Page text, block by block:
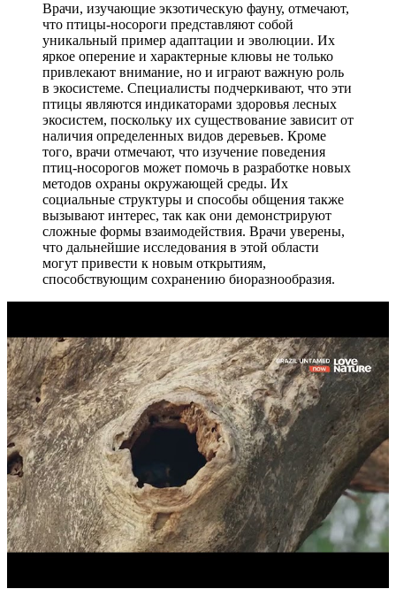
Врачи, изучающие экзотическую фауну, отмечают,
что птицы-носороги представляют собой
уникальный пример адаптации и эволюции. Их
яркое оперение и характерные клювы не только
привлекают внимание, но и играют важную роль
в экосистеме. Специалисты подчеркивают, что эти
птицы являются индикаторами здоровья лесных
экосистем, поскольку их существование зависит от
наличия определенных видов деревьев. Кроме
того, врачи отмечают, что изучение поведения
птиц-носорогов может помочь в разработке новых
методов охраны окружающей среды. Их
социальные структуры и способы общения также
вызывают интерес, так как они демонстрируют
сложные формы взаимодействия. Врачи уверены,
что дальнейшие исследования в этой области
могут привести к новым открытиям,
способствующим сохранению биоразнообразия.